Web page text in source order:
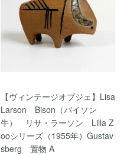
【ヴィンテージオブジェ】Lisa
Larson Bison（バイソン
牛） リサ・ラーソン Lilla Z
ooシリーズ（1955年）Gustav
sberg 置物 A